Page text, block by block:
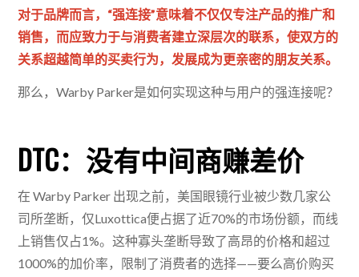
对于品牌而言，“强连接”意味着不仅仅专注产品的推广和
销售，而应致力于与消费者建立深层次的联系，使双方的
关系超越简单的买卖行为，发展成为更亲密的朋友关系。
那么，Warby Parker是如何实现这种与用户的强连接呢？
DTC：没有中间商赚差价
在 Warby Parker 出现之前，美国眼镜行业被少数几家公
司所垄断，仅Luxottica便占据了近70%的市场份额，而线
上销售仅占1%。这种寡头垄断导致了高昂的价格和超过
1000%的加价率，限制了消费者的选择——要么高价购买